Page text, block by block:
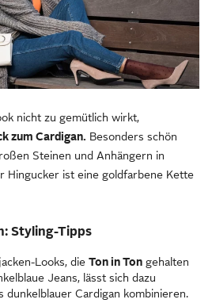
nicht zu gemütlich wirkt,
zum Cardigan. Besonders schön
Steinen und Anhängern in
Hingucker ist eine goldfarbene Kette
Styling-Tipps
Looks, dieTon in Ton gehalten
Jeans, lässt sich dazu
dunkelblauer Cardigan kombinieren.